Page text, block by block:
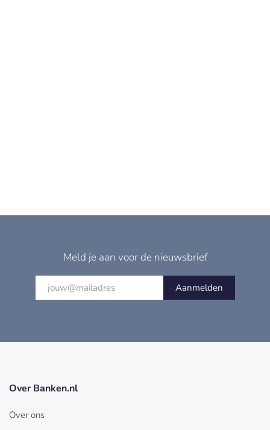
Meld je aan voor de nieuwsbrief
Aanmelden
Over Banken.nl
Over ons